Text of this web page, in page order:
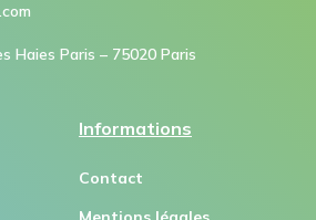
Haies Paris – 75020 Paris
Informations
Contact